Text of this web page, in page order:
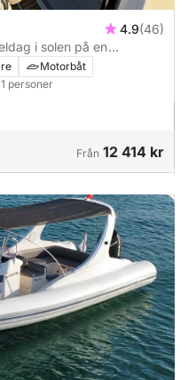
4.9(46)
i solen på en
Motorbåt
personer
Från 12 414 kr